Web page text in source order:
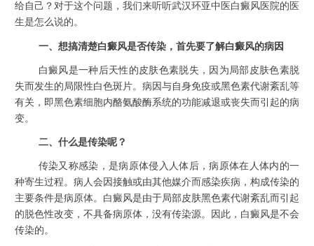
给自己？对于这个问题，我们来听听武汉环亚中医白癜风医院的医
生是怎么说的。
一、想搞清楚白癜风是否传染，首先要了解白癜风的病因
白癜风是一种后天性的皮肤色素脱失，因为局部皮肤色素脱
失而发生的局限性白色斑片。病因与自身免疫或黑色素代谢紊乱等
有关，即黑色素细胞内酪氨酸酶系统的功能减退或丧失而引起的病
变。
二、什么是传染呢？
传染又称感染，是病原体侵入人体后，病原体在人体内的一
种寄生过程。病人会因接触或由其他媒介而感染疾病，构成传染的
主要条件是病原体。白癜风是由于局部皮肤黑色素代谢紊乱而引起
的脱色性改变，不具备病原体，没有传染源。因此，白癜风是不会
传染的。